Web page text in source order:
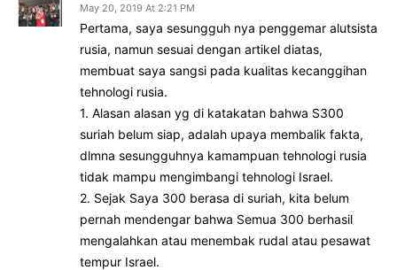
May 20, 2019 At 2:21 PM
Pertama, saya sesungguh nya penggemar alutsista
rusia, namun sesuai dengan artikel diatas,
membuat saya sangsi pada kualitas kecanggihan
tehnologi rusia.
1. Alasan alasan yg di katakatan bahwa S300
suriah belum siap, adalah upaya membalik fakta,
dlmna sesungguhnya kamampuan tehnologi rusia
tidak mampu mengimbangi tehnologi Israel.
2. Sejak Saya 300 berasa di suriah, kita belum
pernah mendengar bahwa Semua 300 berhasil
mengalahkan atau menembak rudal atau pesawat
tempur Israel.